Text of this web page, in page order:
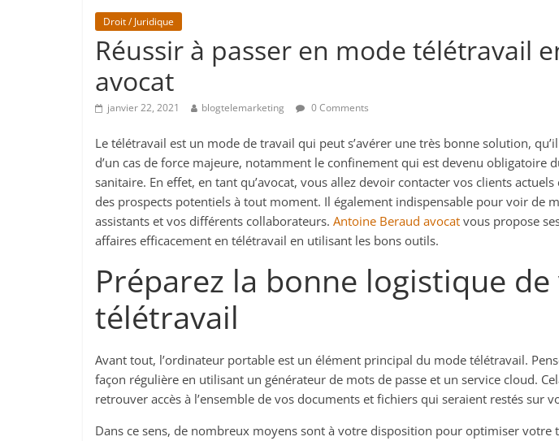
Droit / Juridique
Réussir à passer en mode télétravail
avocat
janvier 22, 2021 blogtelemarketing 0 Comments
Le télétravail est un mode de travail qui peut s’avérer une très bonne solution, qu’il
d’un cas de force majeure, notamment le confinement qui est devenu obligatoire
sanitaire. En effet, en tant qu’avocat, vous allez devoir contacter vos clients
des prospects potentiels à tout moment. Il également indispensable pour voir de
assistants et vos différents collaborateurs. Antoine Beraud avocat vous propose
affaires efficacement en télétravail en utilisant les bons outils.
Préparez la bonne logistique
télétravail
Avant tout, l’ordinateur portable est un élément principal du mode télétravail.
façon régulière en utilisant un générateur de mots de passe et un service cloud.
retrouver accès à l’ensemble de vos documents et fichiers qui seraient restés sur
Dans ce sens, de nombreux moyens sont à votre disposition pour optimiser votre